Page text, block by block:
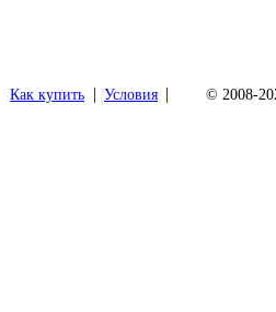
Как купить | Условия | © 2008-